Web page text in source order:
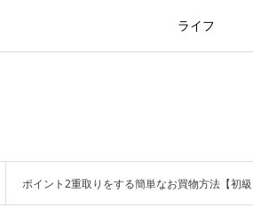
ライフ
ポイント2重取りをする簡単なお買物方法【初級